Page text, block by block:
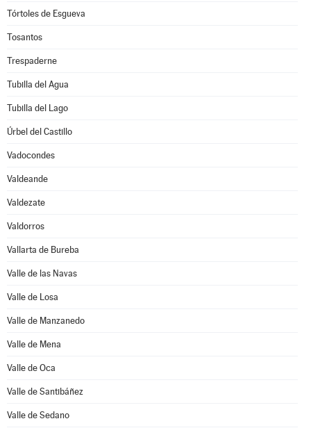
Tórtoles de Esgueva
Tosantos
Trespaderne
Tubilla del Agua
Tubilla del Lago
Úrbel del Castillo
Vadocondes
Valdeande
Valdezate
Valdorros
Vallarta de Bureba
Valle de las Navas
Valle de Losa
Valle de Manzanedo
Valle de Mena
Valle de Oca
Valle de Santibáñez
Valle de Sedano